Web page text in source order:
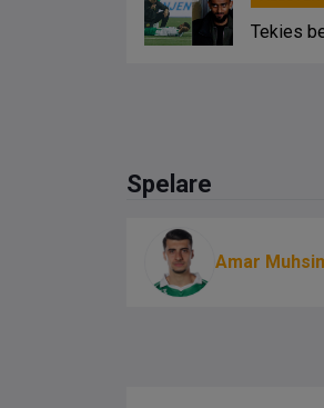
Tekies
Spelare
Amar Muhsin